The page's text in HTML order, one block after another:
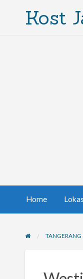
Kost
Home
TANGERANG